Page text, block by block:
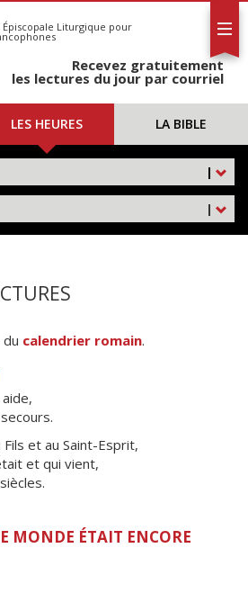
Épiscopale Liturgique pour
Recevez gratuitement
les lectures du jour par courriel
LES HEURES LA BIBLE
|
|
calendrier romain.
et au Saint-Esprit,
et qui vient,
MONDE ÉTAIT ENCORE